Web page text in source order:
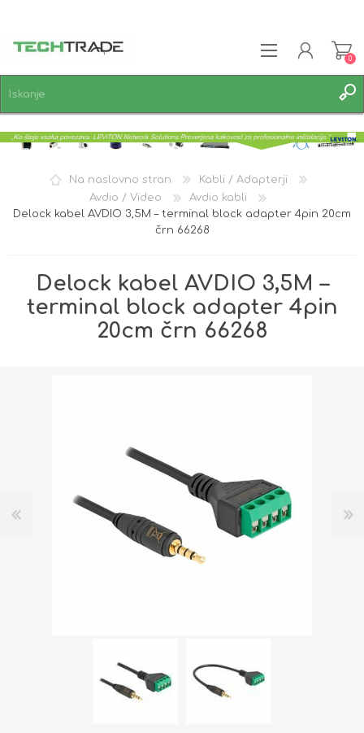
PRIJAVA
0
Na naslovno stran
Kabli / Adapterji
Avdio / Video
Avdio kabli
Delock kabel AVDIO 3,5M – terminal block adapter 4pin 20cm
črn 66268
Delock kabel AVDIO 3,5M –
terminal block adapter 4pin
20cm črn 66268